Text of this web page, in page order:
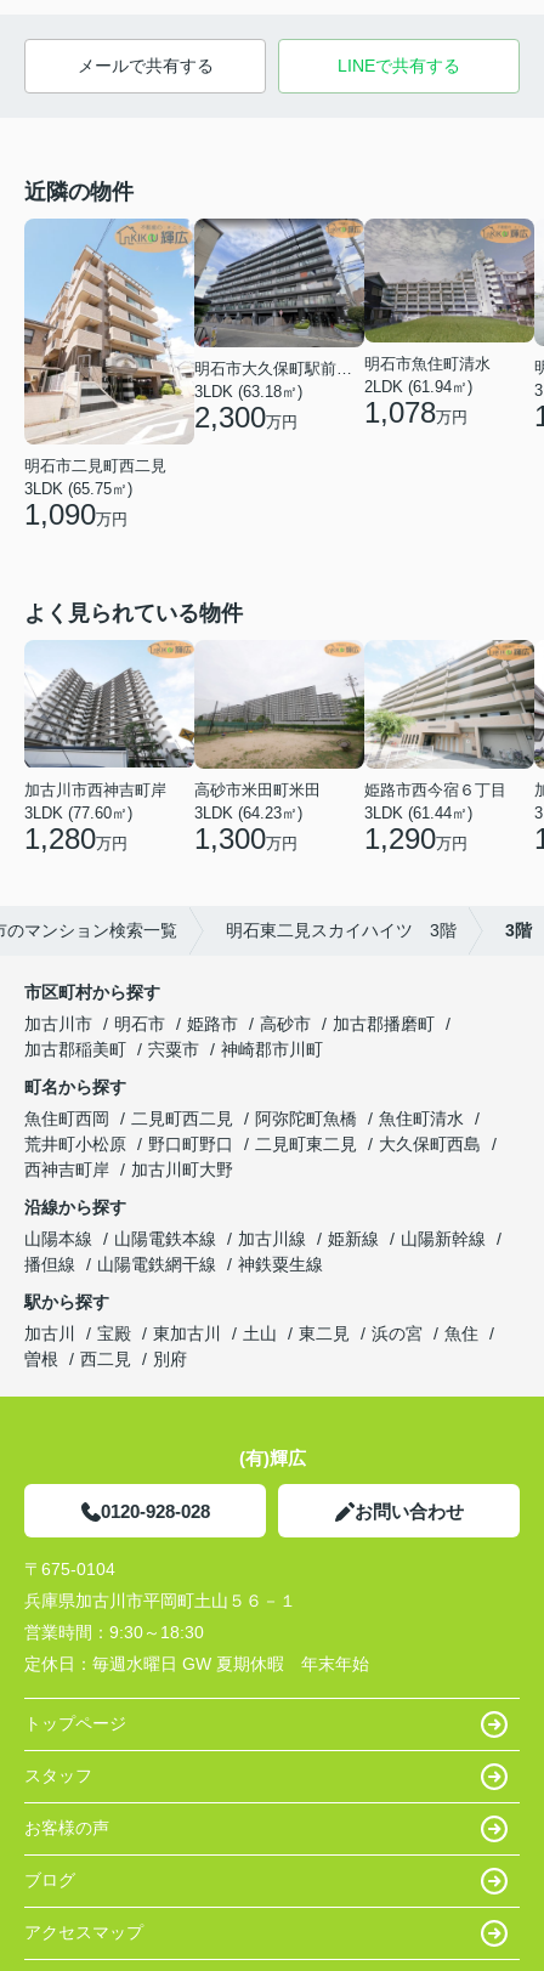
メールで共有する LINEで共有する
近隣の物件
明石市二見町西二見
3LDK (65.75㎡)
1,090万円
明石市大久保町駅前１丁目
3LDK (63.18㎡)
2,300万円
明石市魚住町清水
2LDK (61.94㎡)
1,078万円
よく見られている物件
加古川市西神吉町岸
3LDK (77.60㎡)
1,280万円
高砂市米田町米田
3LDK (64.23㎡)
1,300万円
姫路市西今宿６丁目
3LDK (61.44㎡)
1,290万円
のマンション検索一覧 明石東二見スカイハイツ 3階 3階
市区町村から探す
加古川市
明石市 姫路市 高砂市
加古郡播磨町
加古郡稲美町
宍粟市
神崎郡市川町
町名から探す
魚住町西岡
二見町西二見 阿弥陀町魚橋
魚住町清水
荒井町小松原
野口町野口 二見町東二見
大久保町西島
西神吉町岸
加古川町大野
沿線から探す
山陽本線
山陽電鉄本線 加古川線 姫新線
山陽新幹線
播但線
山陽電鉄網干線
神鉄粟生線
駅から探す
加古川
宝殿 東加古川 土山 東二見 浜の宮
魚住
曽根
西二見 別府
(有)輝広
0120-928-028 お問い合わせ
〒675-0104
兵庫県加古川市平岡町土山５６－１
営業時間： 9:30～18:30
定休日： 毎週水曜日 GW 夏期休暇 年末年始
トップページ
スタッフ
お客様の声
ブログ
アクセスマップ